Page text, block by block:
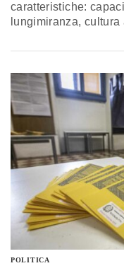
caratteristiche:
lungimiranza,
Fratello, mancano
POLITICA